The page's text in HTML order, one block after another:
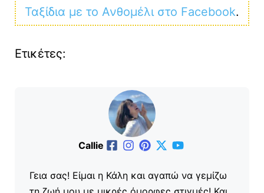
Ταξίδια με το Ανθομέλι στο Facebook.
Ετικέτες:
Callie
Γεια σας! Είμαι η Κάλη και αγαπώ να γεμίζω